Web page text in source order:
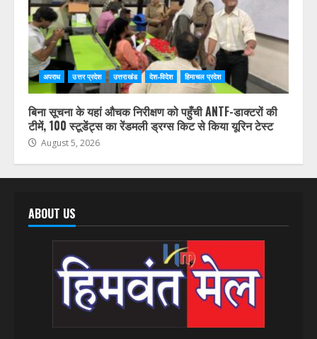
बिना सूचना के यहां औचक निरीक्षण को पहुँची ANTF-डाक्टरों की
टीमें, 100 स्टूडेंट्स का रेंडमली ड्रग्स किट से किया यूरिन टेस्ट
August 5, 2026
ABOUT US